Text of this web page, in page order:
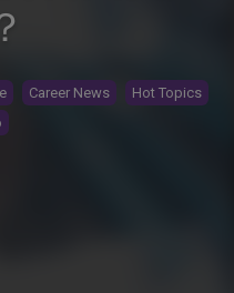
Career News
Hot Topics